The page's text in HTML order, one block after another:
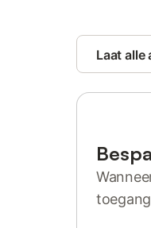
Laat alle